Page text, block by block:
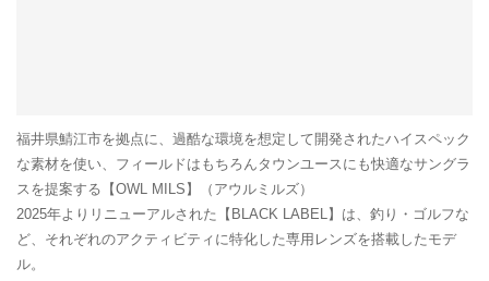
福井県鯖江市を拠点に、過酷な環境を想定して開発されたハイスペック
な素材を使い、フィールドはもちろんタウンユースにも快適なサングラ
スを提案する【OWL MILS】（アウルミルズ）
2025年よりリニューアルされた【BLACK LABEL】は、釣り・ゴルフな
ど、それぞれのアクティビティに特化した専用レンズを搭載したモデ
ル。